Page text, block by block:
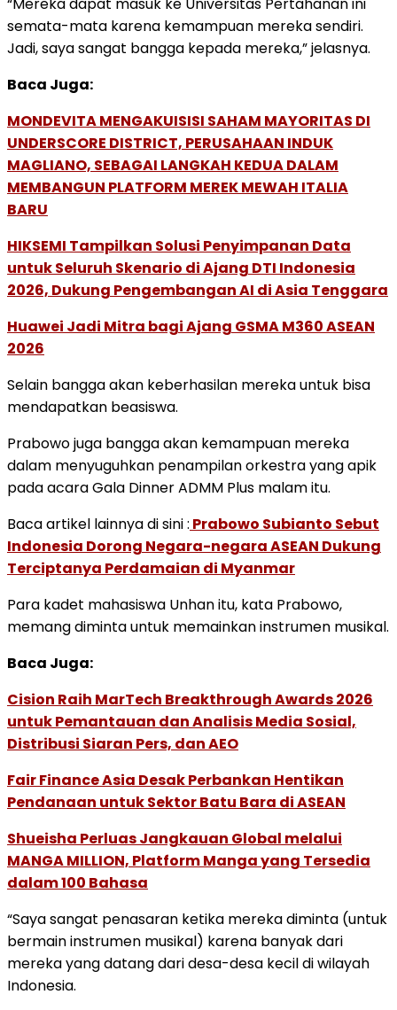
semata-mata karena kemampuan mereka sendiri.
Jadi, saya sangat bangga kepada mereka,” jelasnya.
Baca Juga:
MONDEVITA MENGAKUISISI SAHAM MAYORITAS DI
UNDERSCORE DISTRICT, PERUSAHAAN INDUK
MAGLIANO, SEBAGAI LANGKAH KEDUA DALAM
MEMBANGUN PLATFORM MEREK MEWAH ITALIA
BARU
HIKSEMI Tampilkan Solusi Penyimpanan Data
untuk Seluruh Skenario di Ajang DTI Indonesia
2026, Dukung Pengembangan AI di Asia Tenggara
Huawei Jadi Mitra bagi Ajang GSMA M360 ASEAN
2026
Selain bangga akan keberhasilan mereka untuk bisa
mendapatkan beasiswa.
Prabowo juga bangga akan kemampuan mereka
dalam menyuguhkan penampilan orkestra yang apik
pada acara Gala Dinner ADMM Plus malam itu.
Baca artikel lainnya di sini : Prabowo Subianto Sebut
Indonesia Dorong Negara-negara ASEAN Dukung
Terciptanya Perdamaian di Myanmar
Para kadet mahasiswa Unhan itu, kata Prabowo,
memang diminta untuk memainkan instrumen musikal.
Baca Juga:
Cision Raih MarTech Breakthrough Awards 2026
untuk Pemantauan dan Analisis Media Sosial,
Distribusi Siaran Pers, dan AEO
Fair Finance Asia Desak Perbankan Hentikan
Pendanaan untuk Sektor Batu Bara di ASEAN
Shueisha Perluas Jangkauan Global melalui
MANGA MILLION, Platform Manga yang Tersedia
dalam 100 Bahasa
“Saya sangat penasaran ketika mereka diminta (untuk
bermain instrumen musikal) karena banyak dari
mereka yang datang dari desa-desa kecil di wilayah
Indonesia.